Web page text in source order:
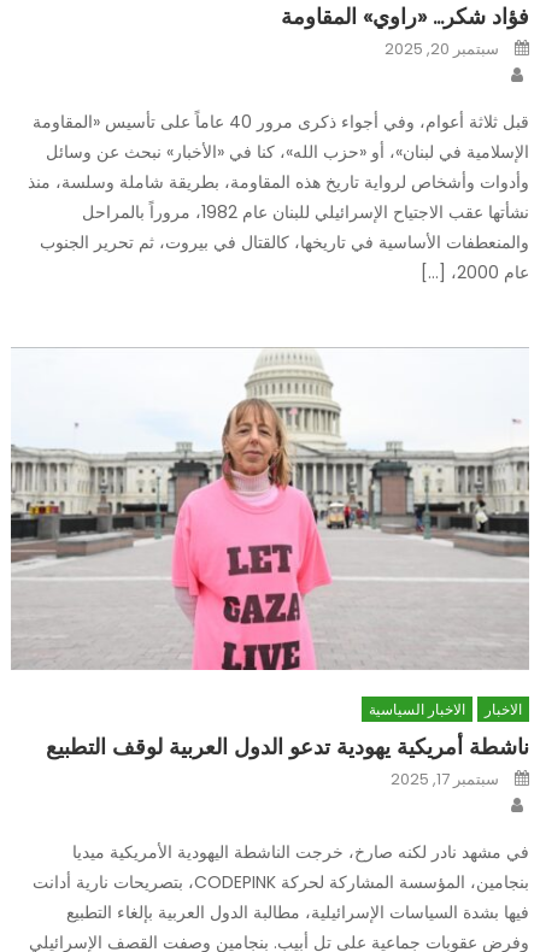
فؤاد شكر… «راوي» المقاومة
Posted
onسبتمبر 20, 2025
قبل ثلاثة أعوام، وفي أجواء ذكرى مرور 40 عاماً على تأسيس «المقاومة
الإسلامية في لبنان»، أو «حزب الله»، كنا في «الأخبار» نبحث عن وسائل
وأدوات وأشخاص لرواية تاريخ هذه المقاومة، بطريقة شاملة وسلسة، منذ
نشأتها عقب الاجتياح الإسرائيلي للبنان عام 1982، مروراً بالمراحل
والمنعطفات الأساسية في تاريخها، كالقتال في بيروت، ثم تحرير الجنوب
عام 2000، […]
الاخبار الاخبار السياسية
ناشطة أمريكية يهودية تدعو الدول العربية لوقف التطبيع
Posted
onسبتمبر 17, 2025
في مشهد نادر لكنه صارخ، خرجت الناشطة اليهودية الأمريكية ميديا
بنجامين، المؤسسة المشاركة لحركة CODEPINK، بتصريحات نارية أدانت
فيها بشدة السياسات الإسرائيلية، مطالبة الدول العربية بإلغاء التطبيع
وفرض عقوبات جماعية على تل أبيب. بنجامين وصفت القصف الإسرائيلي